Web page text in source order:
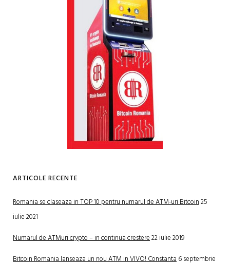
ARTICOLE RECENTE
Romania se claseaza in TOP 10 pentru numarul de ATM-uri Bitcoin25
iulie 2021
Numarul de ATMuri crypto – in continua crestere22 iulie 2019
Bitcoin Romania lanseaza un nou ATM in VIVO! Constanta6 septembrie